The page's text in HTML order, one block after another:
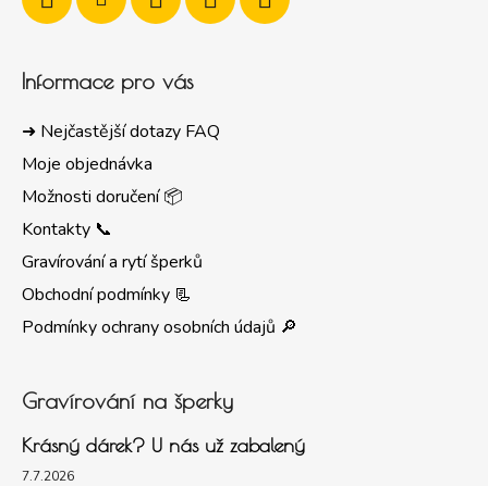
Informace pro vás
➜ Nejčastější dotazy FAQ
Moje objednávka
Možnosti doručení 📦
Kontakty 📞
Gravírování a rytí šperků
Obchodní podmínky 📃
Podmínky ochrany osobních údajů 🔎
Gravírování na šperky
Krásný dárek? U nás už zabalený
7.7.2026